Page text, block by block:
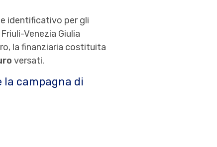
identificativo per gli
Venezia Giulia
la finanziaria costituita
versati.
la campagna di